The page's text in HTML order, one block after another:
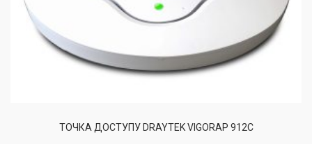
ТОЧКА ДОСТУПУ DRAYTEK VIGORAP 912C